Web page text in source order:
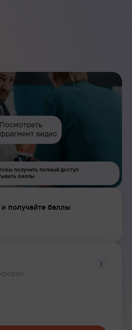
Посмотреть
фрагмент видео
получить полный доступ
баллы
получайте баллы
i